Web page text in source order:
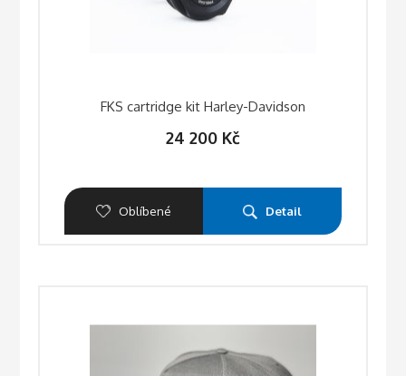
FKS cartridge kit Harley-Davidson
24 200 Kč
Oblíbené Detail